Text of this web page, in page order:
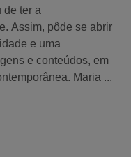
de ter a
Assim, pôde se abrir
e uma
e conteúdos, em
Maria ...